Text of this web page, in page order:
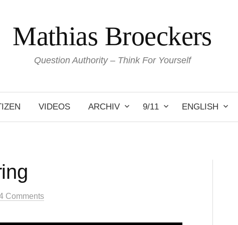
Mathias Broeckers
Question Authority – Think For Yourself
VIDEOS ARCHIV 9/11 ENGLISH
Comments